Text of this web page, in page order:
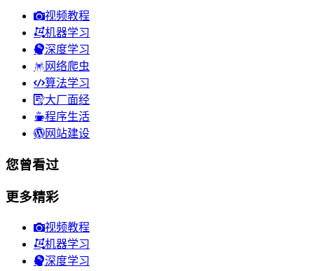
视频教程
机器学习
深度学习
网络爬虫
算法学习
大厂面经
程序生活
网站建设
您曾看过
更多精彩
视频教程
机器学习
深度学习